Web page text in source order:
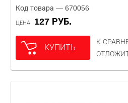
Код товара — 670056
ЦЕНА 127 РУБ.
КУПИТЬ
К